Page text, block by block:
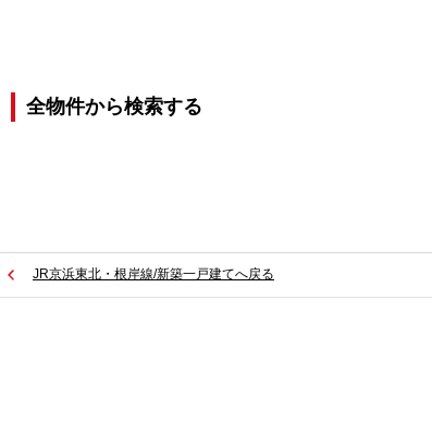
全物件から検索する
JR京浜東北・根岸線/新築一戸建てへ戻る